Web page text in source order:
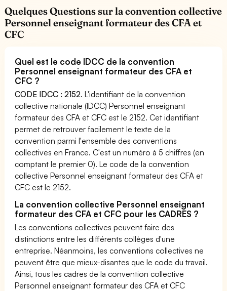
Quelques Questions sur la convention collective
Personnel enseignant formateur des CFA et
CFC
Quel est le code IDCC de la convention
Personnel enseignant formateur des CFA et
CFC ?
CODE IDCC : 2152. L'identifiant de la convention
collective nationale (IDCC) Personnel enseignant
formateur des CFA et CFC est le 2152. Cet identifiant
permet de retrouver facilement le texte de la
convention parmi l'ensemble des conventions
collectives en France. C'est un numéro à 5 chiffres (en
comptant le premier 0). Le code de la convention
collective Personnel enseignant formateur des CFA et
CFC est le 2152.
La convention collective Personnel enseignant
formateur des CFA et CFC pour les CADRES ?
Les conventions collectives peuvent faire des
distinctions entre les différents collèges d'une
entreprise. Néanmoins, les conventions collectives ne
peuvent être que mieux-disantes que le code du travail.
Ainsi, tous les cadres de la convention collective
Personnel enseignant formateur des CFA et CFC